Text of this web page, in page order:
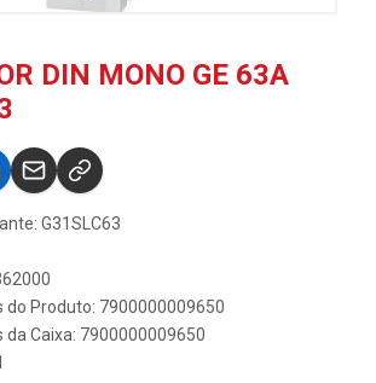
DIN MONO GE 63A
G31SLC63
do Produto: 7900000009650
da Caixa: 7900000009650